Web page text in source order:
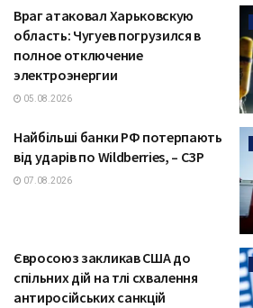
Враг атаковал Харьковскую
область: Чугуев погрузился в
полное отключение
электроэнергии
05.08.2026
Найбільші банки РФ потерпають
від ударів по Wildberries, – СЗР
07.08.2026
Євросоюз закликав США до
спільних дій на тлі схвалення
антиросійських санкцій